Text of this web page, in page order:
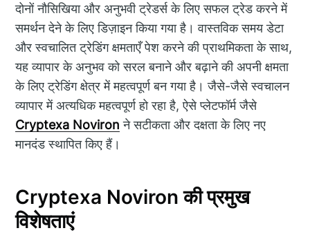
दोनों नौसिखिया और अनुभवी ट्रेडर्स के लिए सफल ट्रेड करने में
समर्थन देने के लिए डिज़ाइन किया गया है। वास्तविक समय डेटा
और स्वचालित ट्रेडिंग क्षमताएँ पेश करने की प्राथमिकता के साथ,
यह व्यापार के अनुभव को सरल बनाने और बढ़ाने की अपनी क्षमता
के लिए ट्रेडिंग क्षेत्र में महत्वपूर्ण बन गया है। जैसे-जैसे स्वचालन
व्यापार में अत्यधिक महत्वपूर्ण हो रहा है, ऐसे प्लेटफॉर्म जैसे
Cryptexa Noviron ने सटीकता और दक्षता के लिए नए
मानदंड स्थापित किए हैं।
Cryptexa Noviron की प्रमुख
विशेषताएं